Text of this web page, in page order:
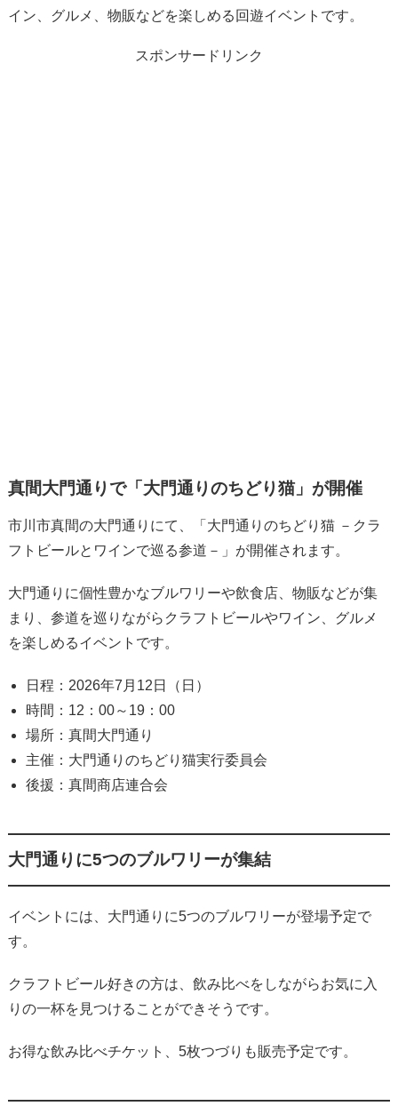
イン、グルメ、物販などを楽しめる回遊イベントです。
スポンサードリンク
真間大門通りで「大門通りのちどり猫」が開催
市川市真間の大門通りにて、「大門通りのちどり猫 －クラ
フトビールとワインで巡る参道－」が開催されます。
大門通りに個性豊かなブルワリーや飲食店、物販などが集
まり、参道を巡りながらクラフトビールやワイン、グルメ
を楽しめるイベントです。
日程：2026年7月12日（日）
時間：12：00～19：00
場所：真間大門通り
主催：大門通りのちどり猫実行委員会
後援：真間商店連合会
大門通りに5つのブルワリーが集結
イベントには、大門通りに5つのブルワリーが登場予定で
す。
クラフトビール好きの方は、飲み比べをしながらお気に入
りの一杯を見つけることができそうです。
お得な飲み比べチケット、5枚つづりも販売予定です。